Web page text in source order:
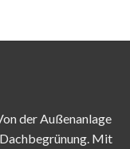
der Außenanlage
Mit